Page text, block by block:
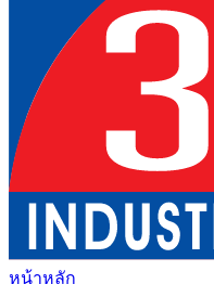
หน้าหลัก